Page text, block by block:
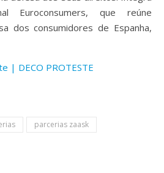
Euroconsumers, que reúne
dos consumidores de Espanha,
| DECO PROTESTE
parcerias zaask